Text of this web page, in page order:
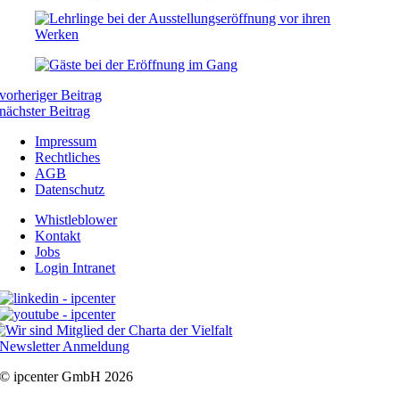
vorheriger Beitrag
nächster Beitrag
Impressum
Rechtliches
AGB
Datenschutz
Whistleblower
Kontakt
Jobs
Login Intranet
Newsletter Anmeldung
© ipcenter GmbH 2026